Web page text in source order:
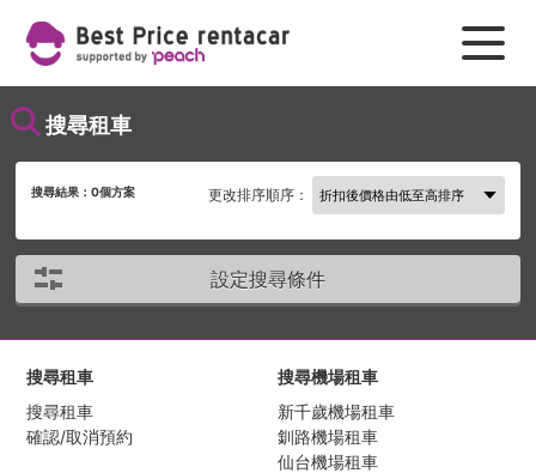
搜尋租車
搜尋結果：0個方案 更改排序順序：
設定搜尋條件
搜尋租車
搜尋租車
確認/取消預約
搜尋機場租車
新千歲機場租車
釧路機場租車
仙台機場租車